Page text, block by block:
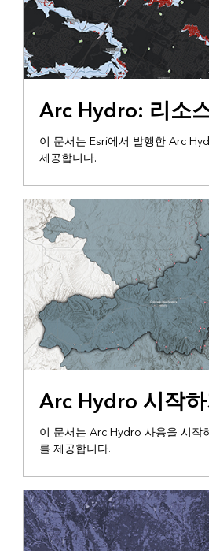
Arc Hydro: 리소
이 문서는 Esri에서 발행한 Arc
제공합니다.
Arc Hydro 시작
이 문서는 Arc Hydro 사용을 시작
를 제공합니다.